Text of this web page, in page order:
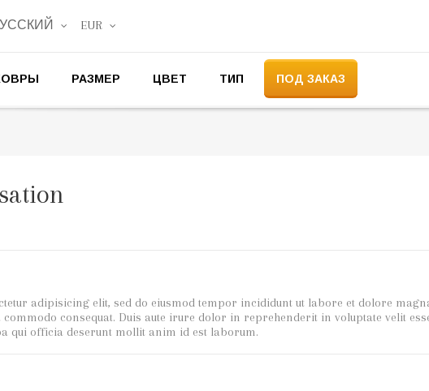
EUR
РАЗМЕР ЦВЕТ ТИП ПОД ЗАКАЗ
adipisicing elit, sed do eiusmod tempor incididunt ut labore et dolore
consequat. Duis aute irure dolor in reprehenderit in voluptate velit
qui officia deserunt mollit anim id est laborum.